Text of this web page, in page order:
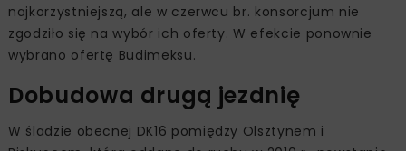
najkorzystniejszą, ale w czerwcu br. konsorcjum nie
zgodziło się na wybór ich oferty. W efekcie ponownie
wybrano ofertę Budimeksu.
Dobudowa drugą jezdnię
W śladzie obecnej DK16 pomiędzy Olsztynem i